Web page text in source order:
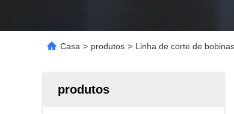
Casa > produtos > Linha de corte de
produtos